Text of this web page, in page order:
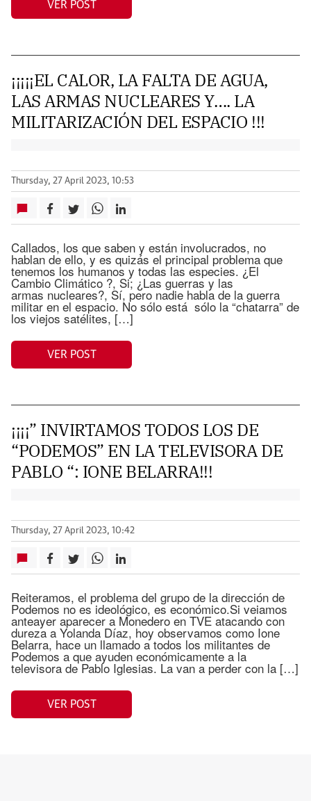
VER POST
¡¡¡¡¡EL CALOR, LA FALTA DE AGUA,
LAS ARMAS NUCLEARES Y…. LA
MILITARIZACIÓN DEL ESPACIO !!!
Thursday, 27 April 2023, 10:53
Callados, los que saben y están involucrados, no
hablan de ello, y es quizás el principal problema que
tenemos los humanos y todas las especies. ¿El
Cambio Climático ?, Si; ¿Las guerras y las
armas nucleares?, Sí, pero nadie habla de la guerra
militar en el espacio. No sólo está sólo la “chatarra” de
los viejos satélites, […]
VER POST
¡¡¡¡” INVIRTAMOS TODOS LOS DE
“PODEMOS” EN LA TELEVISORA DE
PABLO “: IONE BELARRA!!!
Thursday, 27 April 2023, 10:42
Reiteramos, el problema del grupo de la dirección de
Podemos no es ideológico, es económico.Si veiamos
anteayer aparecer a Monedero en TVE atacando con
dureza a Yolanda Díaz, hoy observamos como Ione
Belarra, hace un llamado a todos los militantes de
Podemos a que ayuden económicamente a la
televisora de Pablo Iglesias. La van a perder con la […]
VER POST